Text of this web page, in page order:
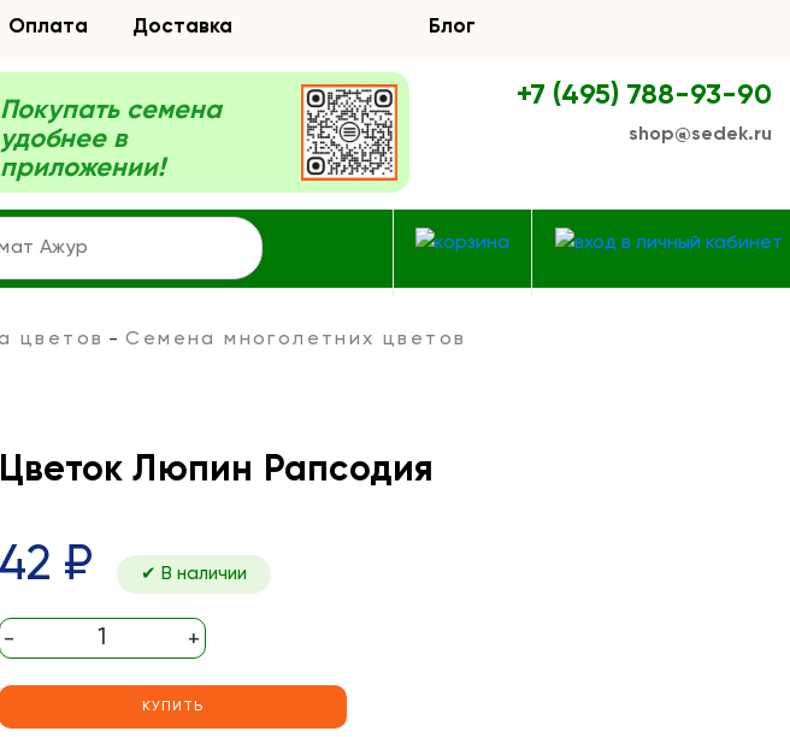
Оплата Доставка Блог
Покупать семена
удобнее в
приложении!
+7 (495) 788-93-90
shop@sedek.ru
цветов
Семена многолетних цветов
Цветок Люпин Рапсодия
42 ₽ ✔ В наличии
- +
КУПИТЬ